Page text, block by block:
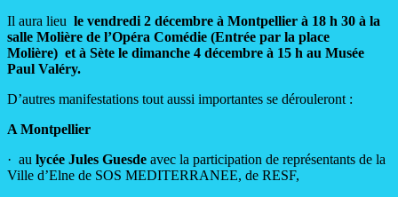
Il aura lieu le vendredi 2 décembre à Montpellier à 18 h 30 à la
salle Molière de l’Opéra Comédie (Entrée par la place
Molière) et à Sète le dimanche 4 décembre à 15 h au Musée
Paul Valéry.
D’autres manifestations tout aussi importantes se dérouleront :
A Montpellier
· au lycée Jules Guesde avec la participation de représentants de la
Ville d’Elne de SOS MEDITERRANEE, de RESF,